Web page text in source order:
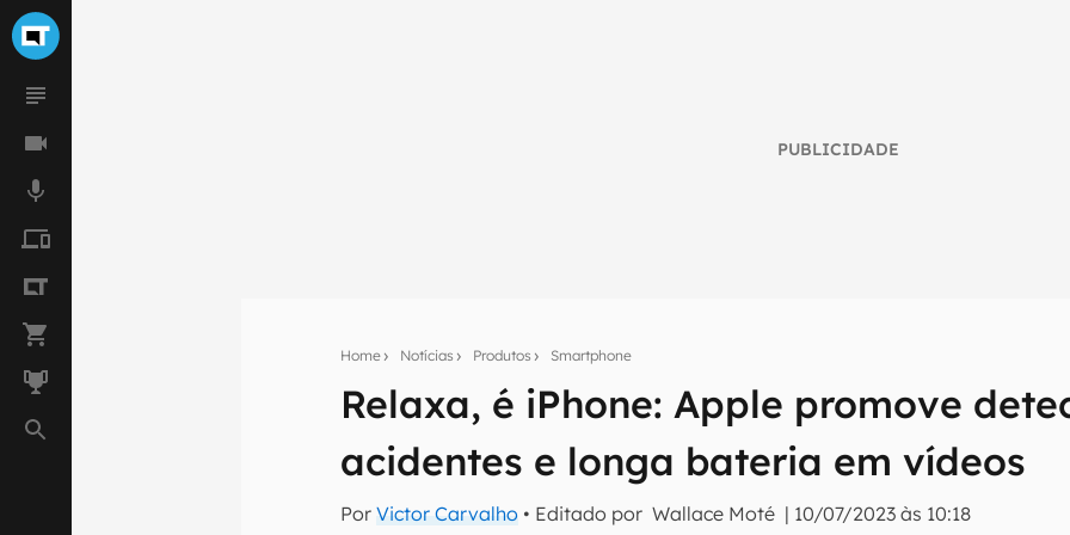
PUBLICIDADE
Home Notícias Produtos Smartphone
Relaxa, é iPhone: Apple promove
acidentes e longa bateria em vídeos
PorVictor Carvalho • Editado por Wallace Moté | 10/07/2023 às 10:18
Seu resumo inteligente do mundo tech!
Assine a newsletter do Canaltech e receba notícias e reviews sobre tecnologia
mão.
E-mail